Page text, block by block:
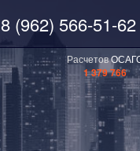
8 (962) 566-51-62
Расчетов
1 379 766